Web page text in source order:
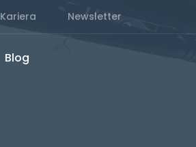
Blog
Kariera Newsletter